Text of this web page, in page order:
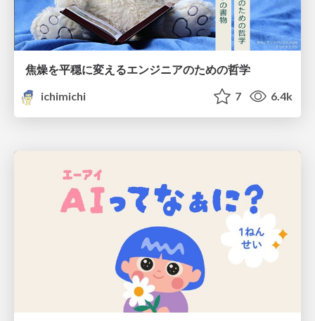
焦燥を平穏に変えるエンジニアのための哲学
ichimichi
7 6.4k